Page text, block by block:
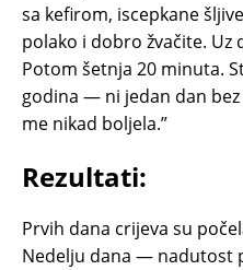
sa kefirom, iscepkane
polako i dobro žvačite. Uz
Potom šetnja 20 minuta.
godina — ni jedan dan
me nikad boljela.”
Rezultati:
Prvih dana crijeva su
Nedelju dana — nadutost